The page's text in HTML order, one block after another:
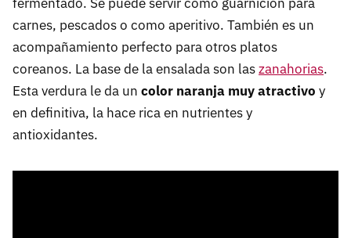
fermentado. Se puede servir como guarnición para
carnes, pescados o como aperitivo. También es un
acompañamiento perfecto para otros platos
coreanos. La base de la ensalada son laszanahorias.
Esta verdura le da un color naranja muy atractivo y
en definitiva, la hace rica en nutrientes y
antioxidantes.